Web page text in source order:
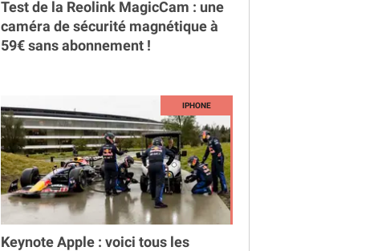
Test de la Reolink MagicCam : une
caméra de sécurité magnétique à
59€ sans abonnement !
Keynote Apple : voici tous les